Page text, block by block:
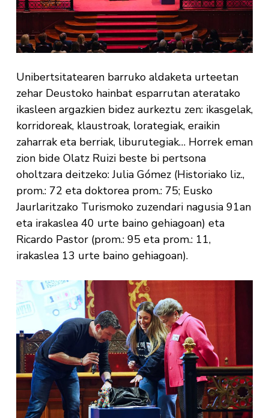
Unibertsitatearen barruko aldaketa urteetan
zehar Deustoko hainbat esparrutan ateratako
ikasleen argazkien bidez aurkeztu zen: ikasgelak,
korridoreak, klaustroak, lorategiak, eraikin
zaharrak eta berriak, liburutegiak… Horrek eman
zion bide Olatz Ruizi beste bi pertsona
oholtzara deitzeko: Julia Gómez (Historiako liz.,
prom.: 72 eta doktorea prom.: 75; Eusko
Jaurlaritzako Turismoko zuzendari nagusia 91an
eta irakaslea 40 urte baino gehiagoan) eta
Ricardo Pastor (prom.: 95 eta prom.: 11,
irakaslea 13 urte baino gehiagoan).